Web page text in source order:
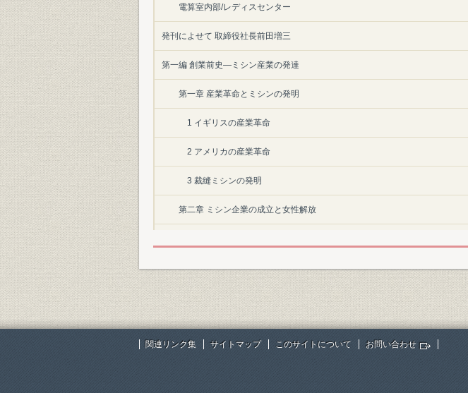
電算室内部/レディスセンター
発刊によせて 取締役社長前田増三
第一編 創業前史―ミシン産業の発達
第一章 産業革命とミシンの発明
1 イギリスの産業革命
2 アメリカの産業革命
3 裁縫ミシンの発明
第二章 ミシン企業の成立と女性解放
2 アメリカのミシンメーカー
3 ヨーロッパのミシンメーカー
4 ミシンと女性解放
関連リンク集 サイトマップ このサイトについて お問い合わせ